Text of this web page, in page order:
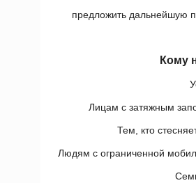
предложить дальнейшую
Кому
Лицам с затяжным
Тем, кто
Людям с ограниченной